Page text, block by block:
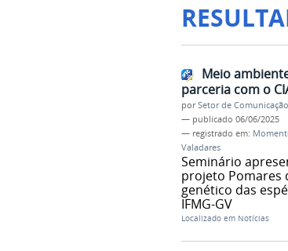
Meio
parceria com o
porSetor de Comunicação
— publicado 06/06/2025
— registrado em:
Valadares
Seminário
projeto Pomares
genético das
IFMG-GV
Localizado em Notícias